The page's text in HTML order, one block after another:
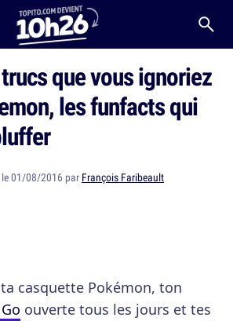
que vous ignoriez
les funfacts qui
le 01/08/2016 par François Faribeault
casquette Pokémon, ton
ouverte tous les jours et tes